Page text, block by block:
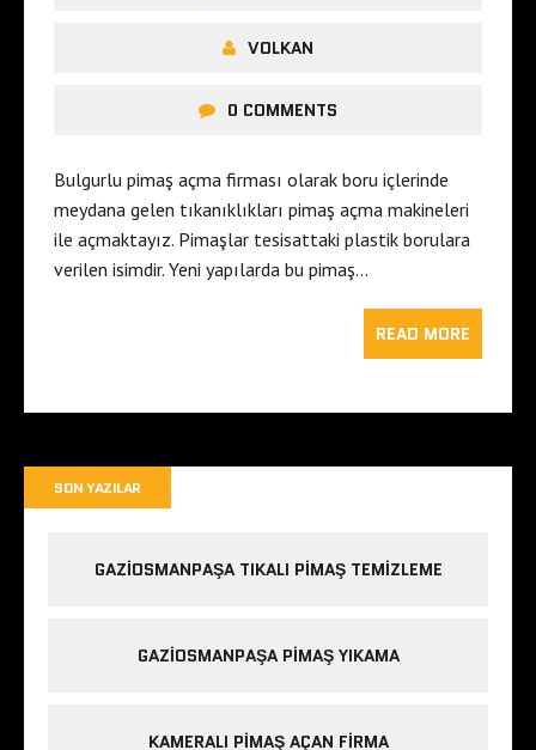
VOLKAN
0 COMMENTS
Bulgurlu pimaş açma firması olarak boru içlerinde
meydana gelen tıkanıklıkları pimaş açma makineleri
ile açmaktayız. Pimaşlar tesisattaki plastik borulara
verilen isimdir. Yeni yapılarda bu pimaş…
READ MORE
SON YAZILAR
GAZIOSMANPAŞA TIKALI PIMAŞ TEMIZLEME
GAZIOSMANPAŞA PIMAŞ YIKAMA
KAMERALI PIMAŞ AÇAN FIRMA